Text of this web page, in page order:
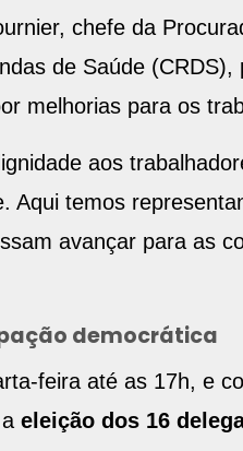
chefe da
de Saúde
melhorias para os
aos
Aqui temos
avançar para as
democrática
feira até as 17h, e
eleição dos 16